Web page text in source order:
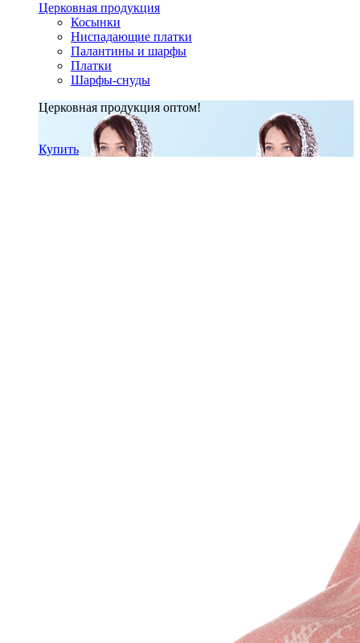
Церковная продукция
Косынки
Ниспадающие платки
Палантины и шарфы
Платки
Шарфы-снуды
Церковная продукция оптом!
Купить